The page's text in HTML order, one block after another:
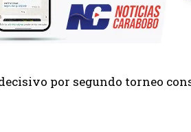
por segundo torneo